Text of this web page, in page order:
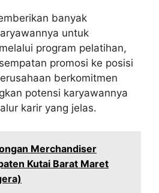
banyak
untuk
program pelatihan,
promosi ke posisi
berkomitmen
potensi karyawannya
karir yang jelas.
Merchandiser
Kutai Barat Maret